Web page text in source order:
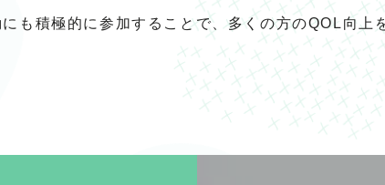
も積極的に参加することで、多くの方のQOL向上